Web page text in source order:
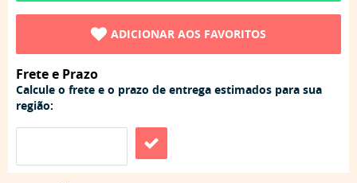
ADICIONAR AOS FAVORITOS
Frete e Prazo
Calcule o frete e o prazo de entrega estimados para sua
região: